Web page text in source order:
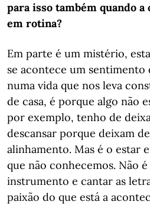
para isso também quando
em rotina?
Em parte é um mistério,
se acontece um
numa vida que nos leva
de casa, é porque algo não
por exemplo, tenho de
descansar porque deixam
alinhamento. Mas é o estar
que não conhecemos. Não
instrumento e cantar as
paixão do que está a